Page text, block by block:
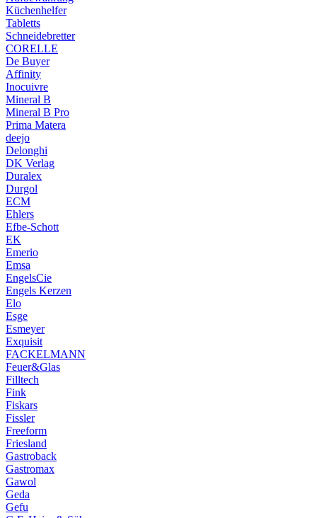
Küchenhelfer
Tabletts
Schneidebretter
CORELLE
De Buyer
Affinity
Inocuivre
Mineral B
Mineral B Pro
Prima Matera
deejo
Delonghi
DK Verlag
Duralex
Durgol
ECM
Ehlers
Efbe-Schott
EK
Emerio
Emsa
EngelsCie
Engels Kerzen
Elo
Esge
Esmeyer
Exquisit
FACKELMANN
Feuer&Glas
Filltech
Fink
Fiskars
Fissler
Freeform
Friesland
Gastroback
Gastromax
Gawol
Geda
Gefu